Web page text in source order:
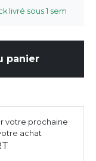
livré sous 1 sem
panier
votre prochaine
achat